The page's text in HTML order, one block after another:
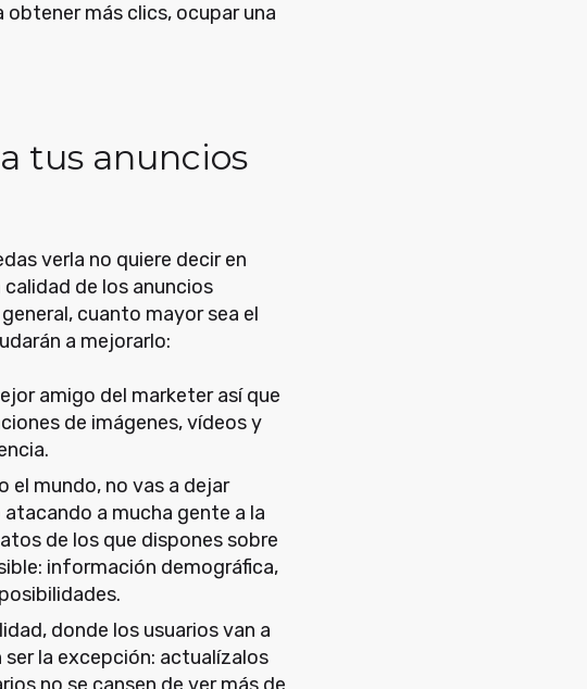
más clics, ocupar una
tus anuncios
verla no quiere decir en
de los anuncios
cuanto mayor sea el
a mejorarlo:
amigo del marketer así que
de imágenes, vídeos y
el mundo, no vas a dejar
a mucha gente a la
de los que dispones sobre
información demográfica,
donde los usuarios van a
la excepción: actualízalos